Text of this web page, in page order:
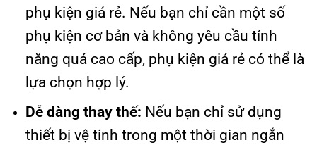
phụ kiện giá rẻ. Nếu bạn chỉ cần một số
phụ kiện cơ bản và không yêu cầu tính
năng quá cao cấp, phụ kiện giá rẻ có thể là
lựa chọn hợp lý.
Dễ dàng thay thế: Nếu bạn chỉ sử dụng
thiết bị vệ tinh trong một thời gian ngắn